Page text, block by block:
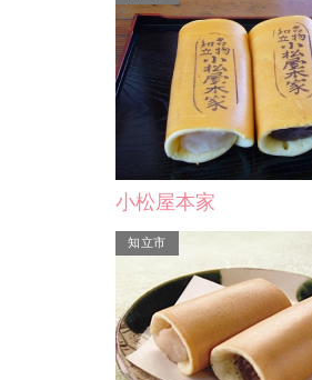
め、厳選された材料、
西尾両口屋
小松屋本家
知立市